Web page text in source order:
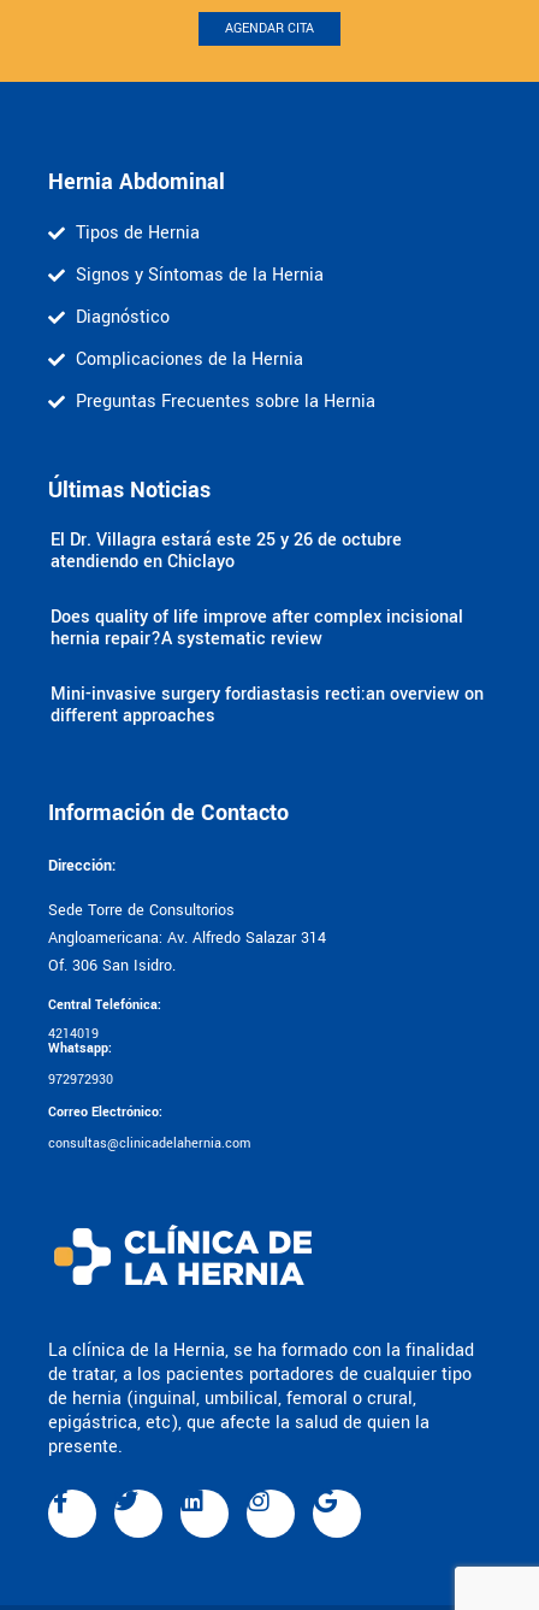
AGENDAR CITA
La clínica de la Hernia, se ha formado con la finalidad
de tratar, a los pacientes portadores de cualquier tipo
de hernia (inguinal, umbilical, femoral o crural,
epigástrica, etc), que afecte la salud de quien la
presente.
Información de Contacto
Dirección:
Sede Torre de Consultorios
Angloamericana: Av. Alfredo Salazar 314
Of. 306 San Isidro.
Central Telefónica:
4214019
Whatsapp:
972972930
Correo Electrónico:
consultas@clinicadelahernia.com
Hernia Abdominal
Tipos de Hernia
Signos y Síntomas de la Hernia
Diagnóstico
Complicaciones de la Hernia
Preguntas Frecuentes sobre la Hernia
Últimas Noticias
El Dr. Villagra estará este 25 y 26 de octubre
atendiendo en Chiclayo
Does quality of life improve after complex incisional
hernia repair?A systematic review
Mini-invasive surgery fordiastasis recti:an overview on
different approaches